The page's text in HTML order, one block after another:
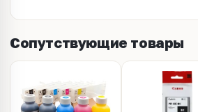
Сопутствующие товары